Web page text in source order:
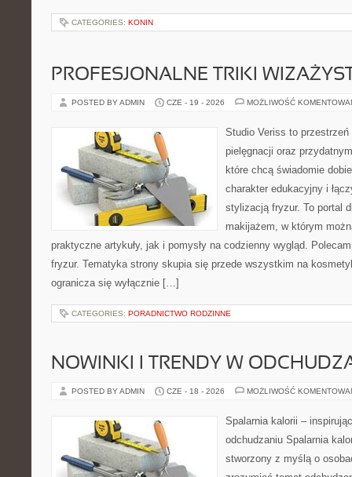
CATEGORIES: KONIN
PROFESJONALNE TRIKI
POSTED BY ADMIN CZE - 19 - 2026 MOŻLIWOŚĆ
Studio Veriss to
pielęgnacji oraz
które chcą świadomie
charakter edukacyjny i
stylizacją fryzur. To portal
makijażem, w którym
praktyczne artykuły, jak i pomysły na codzienny wygląd.
fryzur. Tematyka strony skupia się przede wszystkim na
ogranicza się wyłącznie […]
CATEGORIES: PORADNICTWO RODZINNE
NOWINKI I TRENDY W
POSTED BY ADMIN CZE - 18 - 2026 MOŻLIWOŚĆ
Spalarnia kalorii –
odchudzaniu Spalarnia
stworzony z myślą o